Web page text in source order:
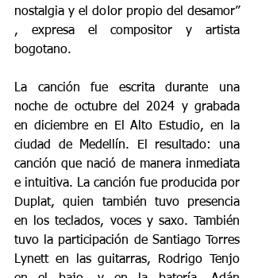
nostalgia y el dolor propio del desamor”
, expresa el compositor y artista
bogotano.
La canción fue escrita durante una
noche de octubre del 2024 y grabada
en diciembre en El Alto Estudio, en la
ciudad de Medellín. El resultado: una
canción que nació de manera inmediata
e intuitiva. La canción fue producida por
Duplat, quien también tuvo presencia
en los teclados, voces y saxo. También
tuvo la participación de Santiago Torres
Lynett en las guitarras, Rodrigo Tenjo